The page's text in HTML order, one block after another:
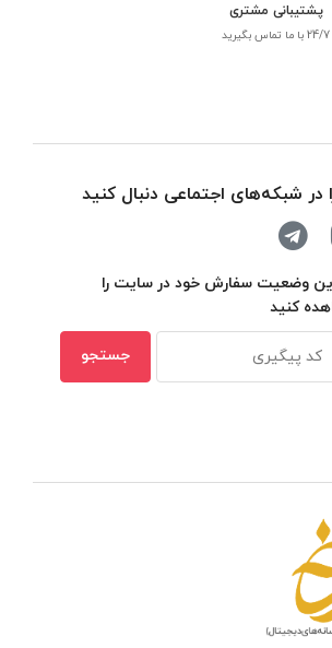
پشتیبانی مشتری
24/7 با ما تماس بگیرید
در شبکه‌های اجتماعی دنبال کنید
وضعیت سفارش خود در سایت را
کنید
مختلف